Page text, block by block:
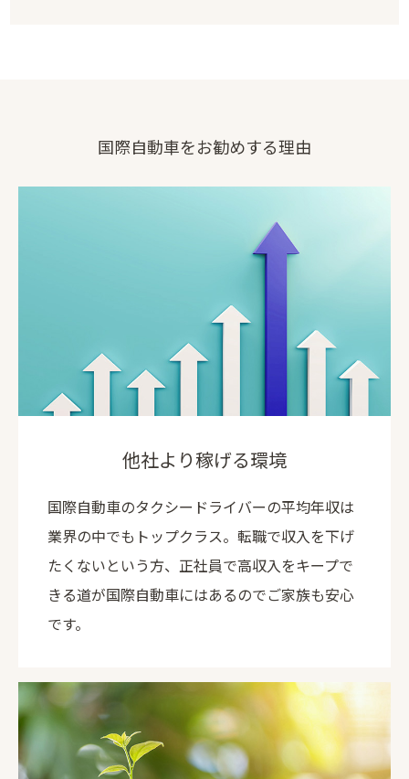
国際自動車をお勧めする理由
他社より稼げる環境
国際自動車のタクシードライバーの平均年収は
業界の中でもトップクラス。転職で収入を下げ
たくないという方、正社員で高収入をキープで
きる道が国際自動車にはあるのでご家族も安心
です。